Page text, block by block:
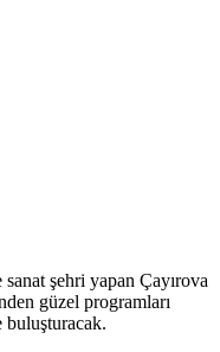
şehri yapan Çayırova
güzel programları
buluşturacak.